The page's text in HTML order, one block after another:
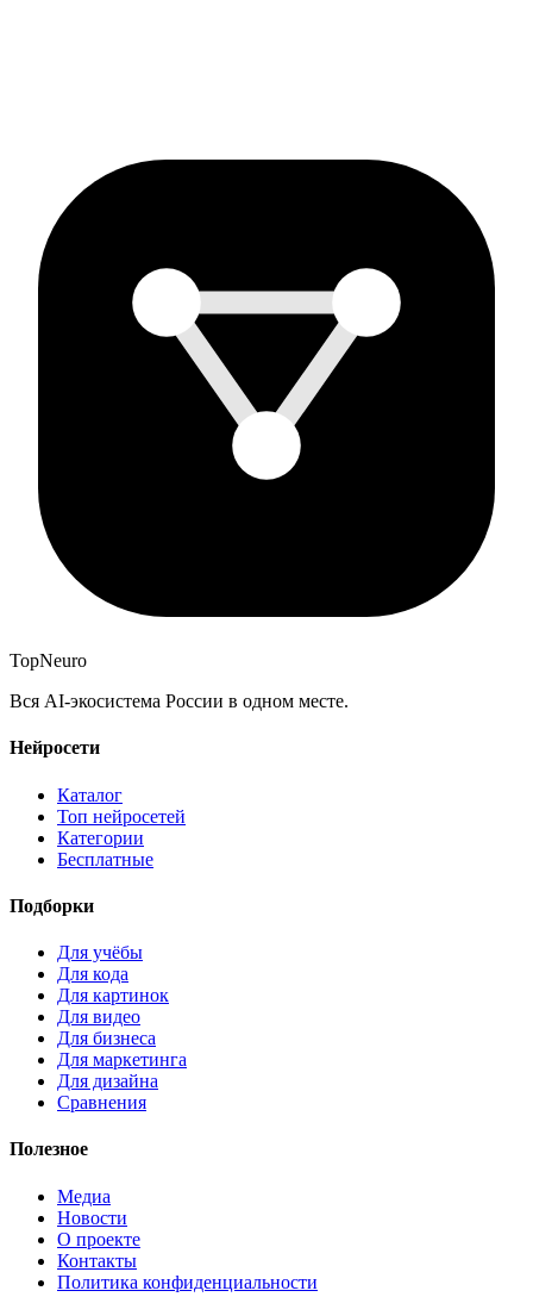
TopNeuro
Вся AI-экосистема России в одном месте.
Нейросети
Каталог
Топ нейросетей
Категории
Бесплатные
Подборки
Для учёбы
Для кода
Для картинок
Для видео
Для бизнеса
Для маркетинга
Для дизайна
Сравнения
Полезное
Медиа
Новости
О проекте
Контакты
Политика конфиденциальности